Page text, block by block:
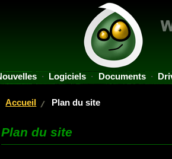
Logiciels Documents
Accueil Plan du site
Plan du site